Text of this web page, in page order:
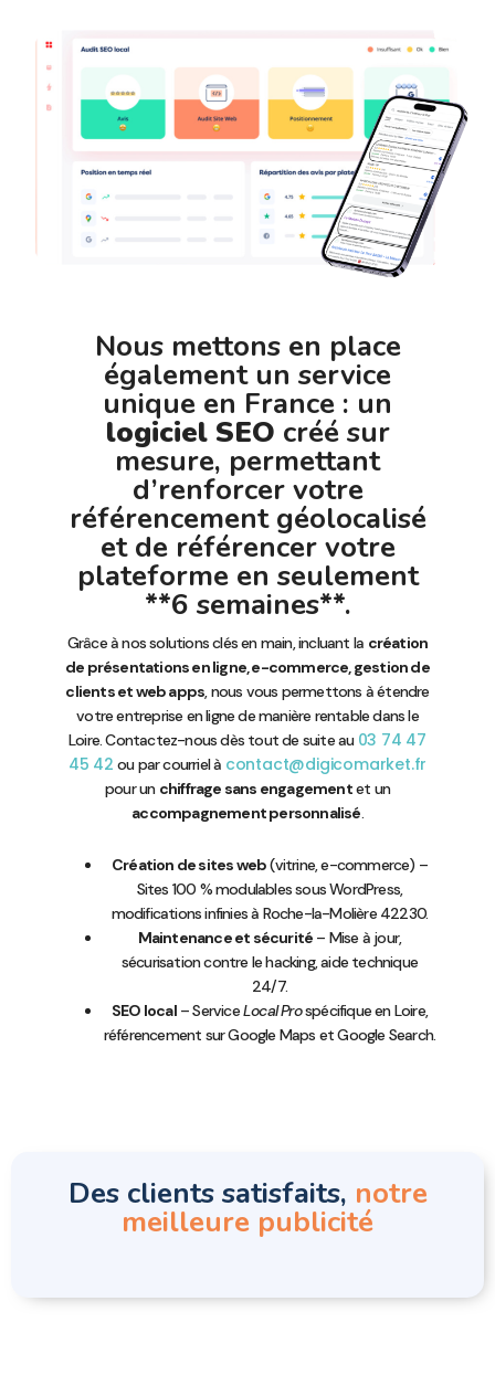
Nous mettons en place
également un service
unique en France : un
logiciel SEO créé sur
mesure, permettant
d’renforcer votre
référencement géolocalisé
et de référencer votre
plateforme en seulement
**6 semaines**.
Grâce à nos solutions clés en main, incluant la création
de présentations en ligne, e-commerce, gestion de
clients et web apps, nous vous permettons à étendre
votre entreprise en ligne de manière rentable dans le
Loire. Contactez-nous dès tout de suite au 03 74 47
45 42 ou par courriel à contact@digicomarket.fr
pour un chiffrage sans engagementet un
accompagnement personnalisé.
Création de sites web(vitrine, e-commerce) –
Sites 100 % modulables sous WordPress,
modifications infinies à Roche-la-Molière 42230.
Maintenance et sécurité – Mise à jour,
sécurisation contre le hacking, aide technique
24/7.
SEO local– ServiceLocal Prospécifique en Loire,
référencement sur Google Maps et Google Search.
Des clients satisfaits, notre
meilleure publicité